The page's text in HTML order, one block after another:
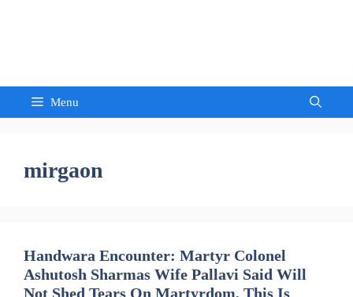
Menu
mirgaon
Handwara Encounter: Martyr Colonel
Ashutosh Sharmas Wife Pallavi Said Will
Not Shed Tears On Martyrdom, This Is